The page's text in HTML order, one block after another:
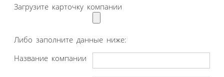
Загрузите карточку компании
Либо заполните данные ниже:
Название компании